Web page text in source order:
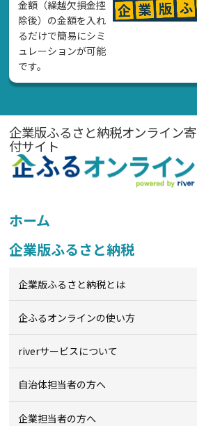
金額（繰越欠損金控
除後）の金額を入れ
るだけで簡易にシミ
ュレーションが可能
です。
企業版ふるさと納税オンライン寄
付サイト
ホーム
企業版ふるさと納税
企業版ふるさと納税とは
企ふるオンラインの使い方
riverサービスについて
自治体担当者の方へ
企業担当者の方へ